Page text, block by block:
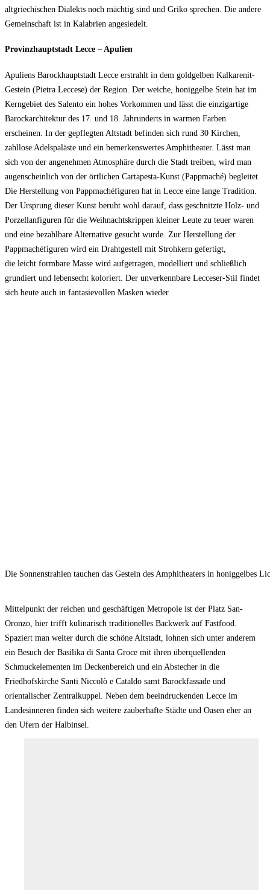
altgriechischen Dialekts noch mächtig sind und Griko sprechen. Die andere
Gemeinschaft ist in Kalabrien angesiedelt.
Provinzhauptstadt Lecce – Apulien
Apuliens Barockhauptstadt Lecce erstrahlt in dem goldgelben Kalkarenit-
Gestein (Pietra Leccese) der Region. Der weiche, honiggelbe Stein hat im
Kerngebiet des Salento ein hohes Vorkommen und lässt die einzigartige
Barockarchitektur des 17. und 18. Jahrunderts in warmen Farben
erscheinen. In der gepflegten Altstadt befinden sich rund 30 Kirchen,
zahllose Adelspaläste und ein bemerkenswertes Amphitheater. Lässt man
sich von der angenehmen Atmosphäre durch die Stadt treiben, wird man
augenscheinlich von der örtlichen Cartapesta-Kunst (Pappmaché) begleitet.
Die Herstellung von Pappmachéfiguren hat in Lecce eine lange Tradition.
Der Ursprung dieser Kunst beruht wohl darauf, dass geschnitzte Holz- und
Porzellanfiguren für die Weihnachtskrippen kleiner Leute zu teuer waren
und eine bezahlbare Alternative gesucht wurde. Zur Herstellung der
Pappmachéfiguren wird ein Drahtgestell mit Strohkern gefertigt,
die leicht formbare Masse wird aufgetragen, modelliert und schließlich
grundiert und lebensecht koloriert. Der unverkennbare Lecceser-Stil findet
sich heute auch in fantasievollen Masken wieder.
Die Sonnenstrahlen tauchen das Gestein des Amphitheaters in honiggelbes
Mittelpunkt der reichen und geschäftigen Metropole ist der Platz San-
Oronzo, hier trifft kulinarisch traditionelles Backwerk auf Fastfood.
Spaziert man weiter durch die schöne Altstadt, lohnen sich unter anderem
ein Besuch der Basilika di Santa Groce mit ihren überquellenden
Schmuckelementen im Deckenbereich und ein Abstecher in die
Friedhofskirche Santi Niccolò e Cataldo samt Barockfassade und
orientalischer Zentralkuppel. Neben dem beeindruckenden Lecce im
Landesinneren finden sich weitere zauberhafte Städte und Oasen eher an
den Ufern der Halbinsel.